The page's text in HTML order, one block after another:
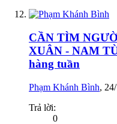
CẦN TÌM
XUÂN - NAM
hàng tuần
Phạm Khánh Bình,
Trả lời:
0